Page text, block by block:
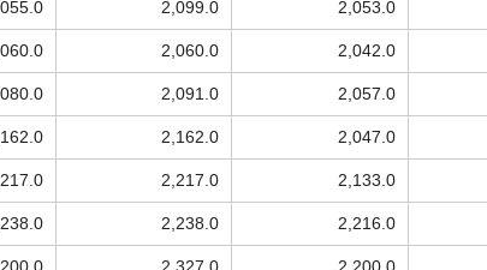
2,099.0 2,053.0
2,060.0 2,042.0
2,091.0 2,057.0
2,162.0 2,047.0
2,217.0 2,133.0
2,238.0 2,216.0